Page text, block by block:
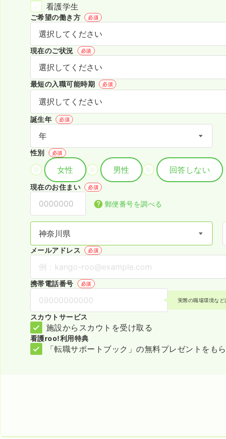
看護学生
ご希望の働き方 必須
現在のご状況 必須
最短の入職可能時期 必須
誕生年 必須
性別 必須
女性 男性 回答しない
現在のお住まい 必須
郵便番号を調べる
メールアドレス 必須
携帯電話番号 必須
実際の職場環境な
スカウトサービス
施設からスカウトを受け取る
看護roo!利用特典
「転職サポートブック」の無料プレゼントをも